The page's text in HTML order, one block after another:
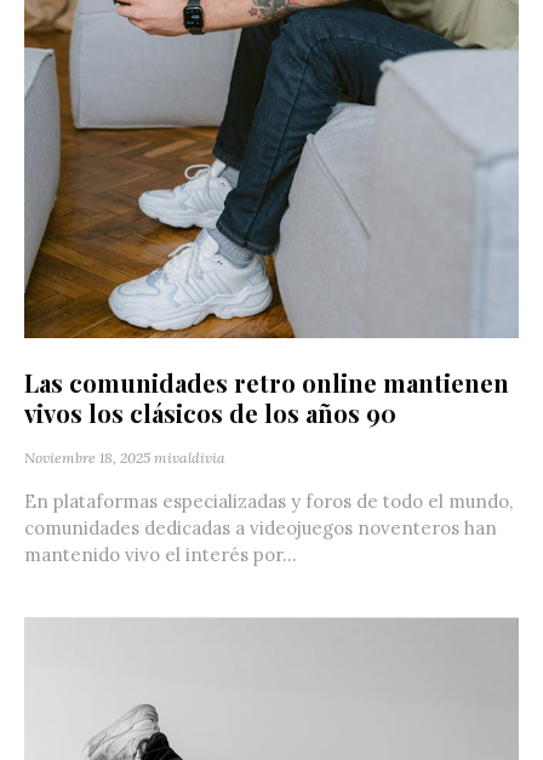
Las comunidades retro online mantienen
vivos los clásicos de los años 90
Noviembre 18, 2025 mivaldivia
En plataformas especializadas y foros de todo el mundo,
comunidades dedicadas a videojuegos noventeros han
mantenido vivo el interés por...